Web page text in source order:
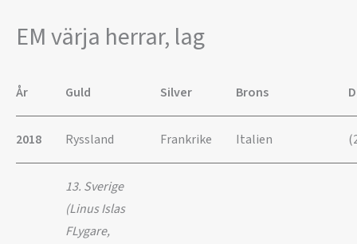
EM värja herrar, lag
År Guld Silver Brons
2018 Ryssland Frankrike Italien
13. Sverige
(Linus Islas
FLygare,